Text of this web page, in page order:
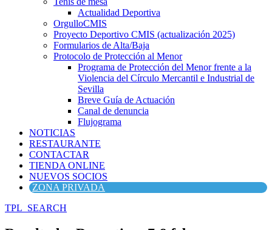
Actualidad Deportiva
OrgulloCMIS
Proyecto Deportivo CMIS (actualización 2025)
Formularios de Alta/Baja
Protocolo de Protección al Menor
Programa de Protección del Menor frente a la
Violencia del Círculo Mercantil e Industrial de
Sevilla
Breve Guía de Actuación
Canal de denuncia
Flujograma
NOTICIAS
RESTAURANTE
CONTACTAR
TIENDA ONLINE
NUEVOS SOCIOS
ZONA PRIVADA
TPL_SEARCH